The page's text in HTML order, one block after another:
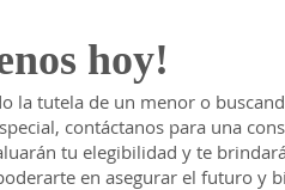
hoy!
la tutela de un menor o
contáctanos para una
tu elegibilidad y te
en asegurar el futuro y